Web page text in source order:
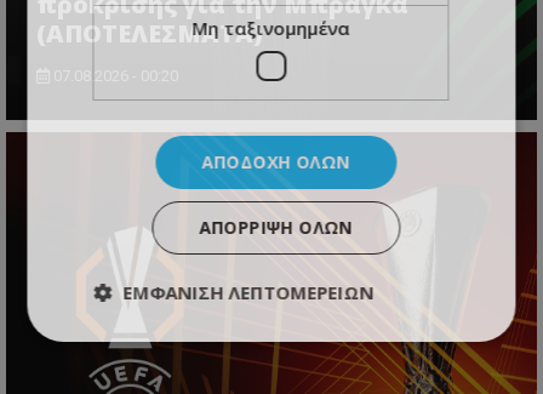
(ΑΠΟΤΕΛΕΣΜΑΤΑ)Μη ταξινομημένα
ΑΠΟΔΟΧΉ ΌΛΩΝ
ΑΠΌΡΡΙΨΗ ΌΛΩΝ
ΕΜΦΆΝΙΣΗ ΛΕΠΤΟΜΕΡΕΙΏΝ